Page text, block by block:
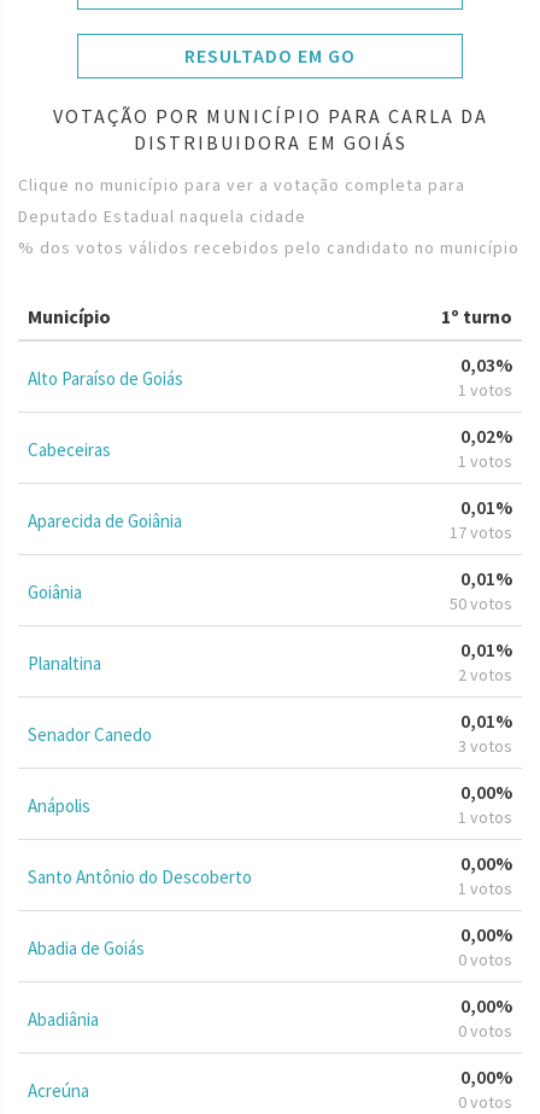
RESULTADO EM GO
VOTAÇÃO POR MUNICÍPIO PARA CARLA DA
DISTRIBUIDORA EM GOIÁS
Clique no município para ver a votação completa para
Deputado Estadual naquela cidade
% dos votos válidos recebidos pelo candidato no município
Município 1º turno
Alto Paraíso de Goiás
0,03%
1 votos
Cabeceiras
0,02%
1 votos
Aparecida de Goiânia
0,01%
17 votos
Goiânia
0,01%
50 votos
Planaltina
0,01%
2 votos
Senador Canedo
0,01%
3 votos
Anápolis
0,00%
1 votos
Santo Antônio do Descoberto
0,00%
1 votos
Abadia de Goiás
0,00%
0 votos
Abadiânia
0,00%
0 votos
Acreúna
0,00%
0 votos